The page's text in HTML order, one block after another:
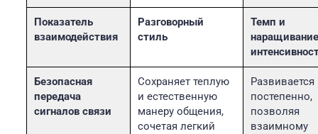
Показатель
взаимодействия
Разговорный
стиль
Темп и
Безопасная
передача
сигналов связи
Сохраняет теплую
и естественную
манеру общения,
сочетая легкий
Развивается
постепенно,
позволяя
взаимному